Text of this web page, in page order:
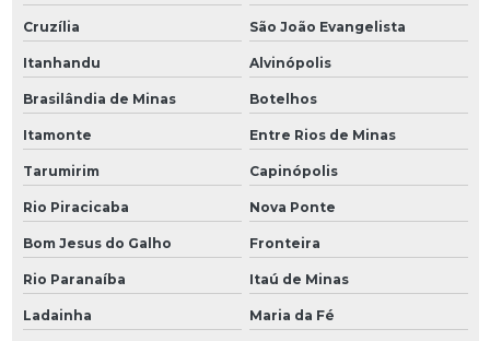
Cruzília São João Evangelista
Itanhandu Alvinópolis
Brasilândia de Minas Botelhos
Itamonte Entre Rios de Minas
Tarumirim Capinópolis
Rio Piracicaba Nova Ponte
Bom Jesus do Galho Fronteira
Rio Paranaíba Itaú de Minas
Ladainha Maria da Fé